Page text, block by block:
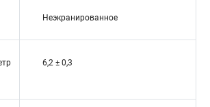
Неэкранированное
6,2 ± 0,3